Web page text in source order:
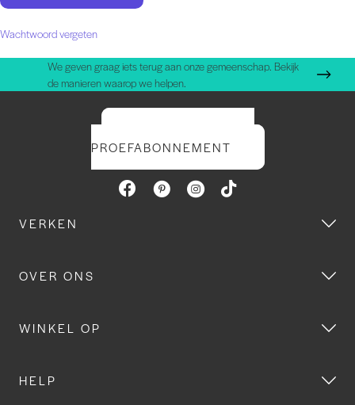
Wachtwoord vergeten
We geven graag iets terug aan onze gemeenschap. Bekijk
de manieren waarop we helpen.
PROEFABONNEMENT
VERKEN
OVER ONS
WINKEL OP
HELP